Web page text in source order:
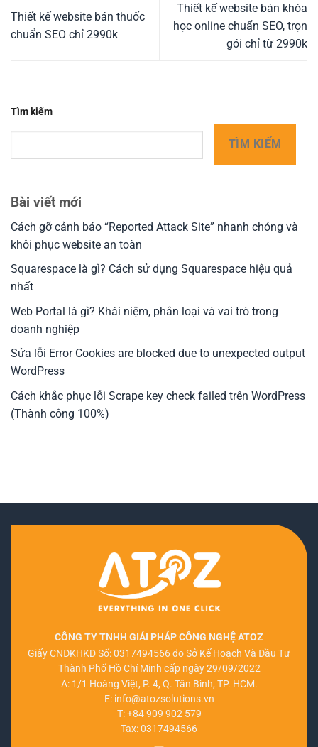
Thiết kế website bán thuốc
chuẩn SEO chỉ 2990k
Thiết kế website bán khóa
học online chuẩn SEO, trọn
gói chỉ từ 2990k
Tìm kiếm
TÌM KIẾM
Bài viết mới
Cách gỡ cảnh báo “Reported Attack Site” nhanh chóng và
khôi phục website an toàn
Squarespace là gì? Cách sử dụng Squarespace hiệu quả
nhất
Web Portal là gì? Khái niệm, phân loại và vai trò trong
doanh nghiệp
Sửa lỗi Error Cookies are blocked due to unexpected output
WordPress
Cách khắc phục lỗi Scrape key check failed trên WordPress
(Thành công 100%)
CÔNG TY TNHH GIẢI PHÁP CÔNG NGHỆ ATOZ
Giấy CNĐKHKD Số: 0317494566 do Sở Kế Hoạch Và Đầu Tư
Thành Phố Hồ Chí Minh cấp ngày 29/09/2022
A: 1/1 Hoàng Việt, P. 4, Q. Tân Bình, TP. HCM.
E: info@atozsolutions.vn
T:+84 909 902 579
Tax: 0317494566